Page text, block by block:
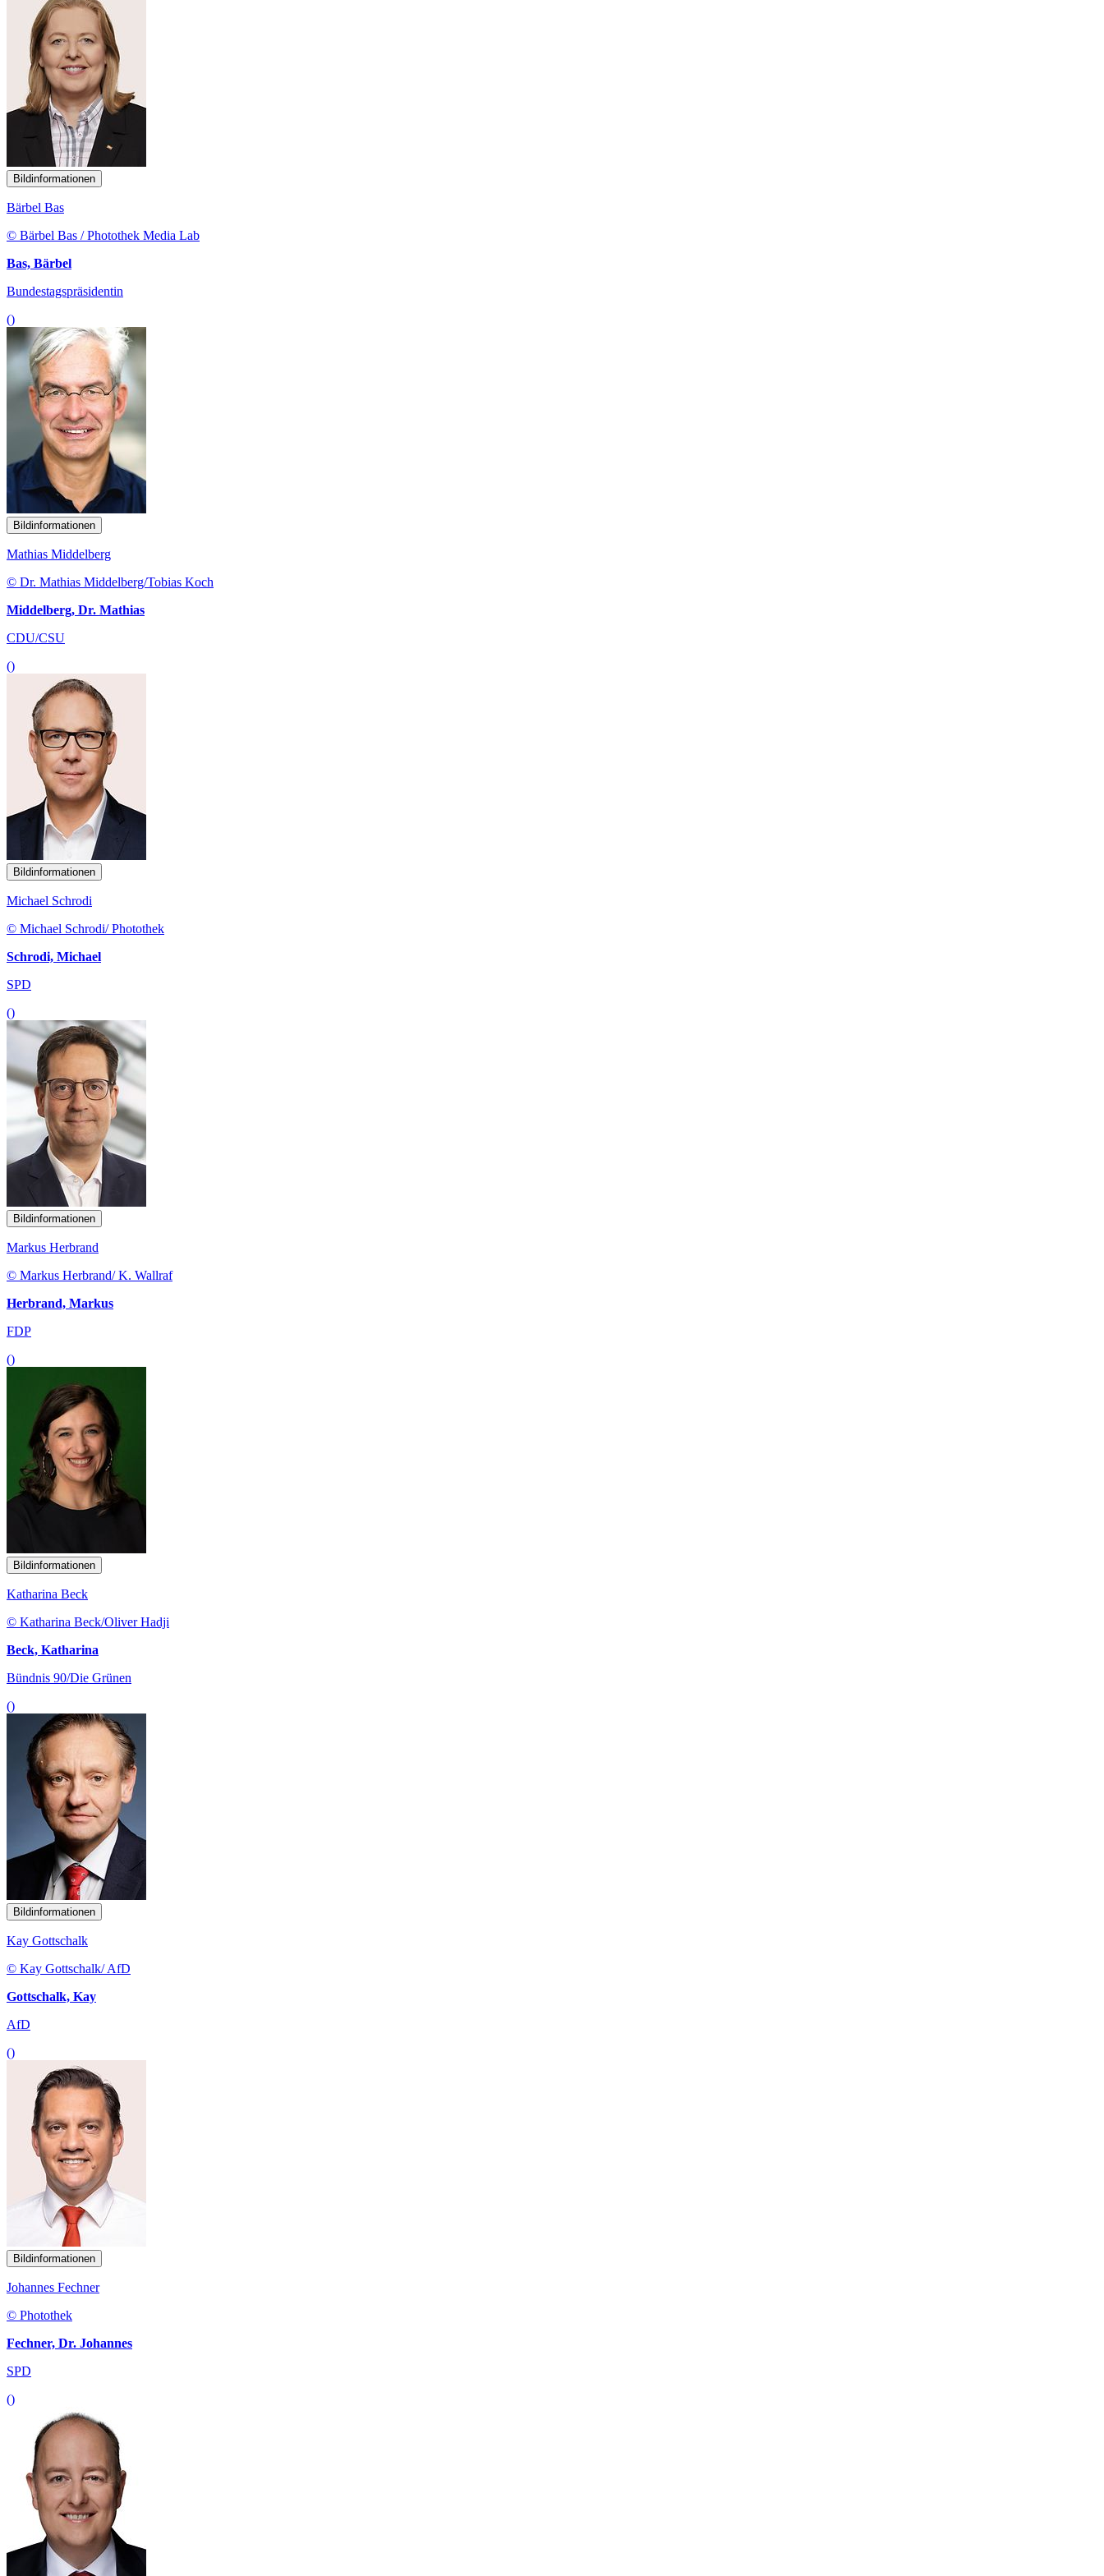
Bildinformationen
Bärbel Bas
© Bärbel Bas / Photothek Media Lab
Bas, Bärbel
Bundestagspräsidentin
()
Bildinformationen
Mathias Middelberg
© Dr. Mathias Middelberg/Tobias Koch
Middelberg, Dr. Mathias
CDU/CSU
()
Bildinformationen
Michael Schrodi
© Michael Schrodi/ Photothek
Schrodi, Michael
SPD
()
Bildinformationen
Markus Herbrand
© Markus Herbrand/ K. Wallraf
Herbrand, Markus
FDP
()
Bildinformationen
Katharina Beck
© Katharina Beck/Oliver Hadji
Beck, Katharina
Bündnis 90/Die Grünen
()
Bildinformationen
Kay Gottschalk
© Kay Gottschalk/ AfD
Gottschalk, Kay
AfD
()
Bildinformationen
Johannes Fechner
© Photothek
Fechner, Dr. Johannes
SPD
()